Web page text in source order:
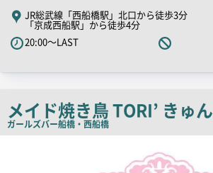
キ
ャ
ッ
コ
ー
JR総武線「西船橋駅」北口から徒歩3分
「京成西船駅」から徒歩4分
20:00～LAST
メイド焼き鳥 TORI’ きゅん
ガールズバー船橋・西船橋
店